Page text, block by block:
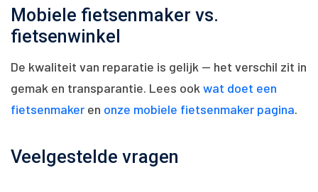
Mobiele fietsenmaker vs.
fietsenwinkel
De kwaliteit van reparatie is gelijk — het verschil zit in
gemak en transparantie. Lees ook wat doet een
fietsenmaker en onze mobiele fietsenmaker pagina.
Veelgestelde vragen